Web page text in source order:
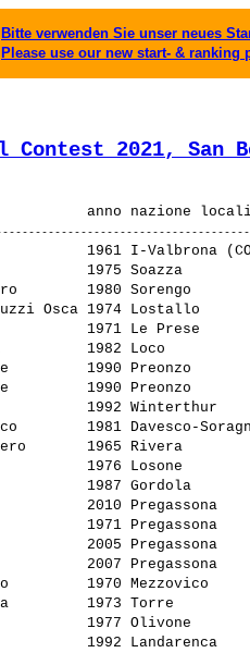
Bitte verwenden Sie unser neues
Please use our new start- & ranking
2021, San
1961 I-Valbrona
1975 Soazza
1980 Sorengo
Osca 1974 Lostallo
1971 Le Prese
1982 Loco
1990 Preonzo
1990 Preonzo
1992
1981 Davesco-
1965 Rivera
1976 Losone
1987 Gordola
2010
1971
2005
2007
1970
Ada
1973 Torre
1977 Olivone
1992